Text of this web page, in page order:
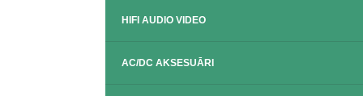
HIFI AUDIO VIDEO
AC/DC AKSESUĀRI